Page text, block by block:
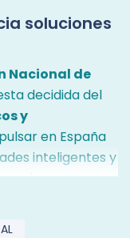
soluciones
Nacional de
decidida del
y
en España
inteligentes y
en los procesos
es